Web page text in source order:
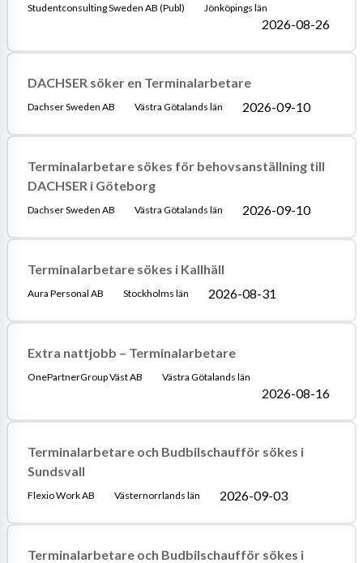
Studentconsulting Sweden AB (Publ) Jönköpings län
2026-08-26
DACHSER söker en Terminalarbetare
Dachser Sweden AB Västra Götalands län 2026-09-10
Terminalarbetare sökes för behovsanställning till
DACHSER i Göteborg
Dachser Sweden AB Västra Götalands län 2026-09-10
Terminalarbetare sökes i Kallhäll
Aura Personal AB Stockholms län 2026-08-31
Extra nattjobb – Terminalarbetare
OnePartnerGroup Väst AB Västra Götalands län
2026-08-16
Terminalarbetare och Budbilschaufför sökes i
Sundsvall
Flexio Work AB Västernorrlands län 2026-09-03
Terminalarbetare och Budbilschaufför sökes i